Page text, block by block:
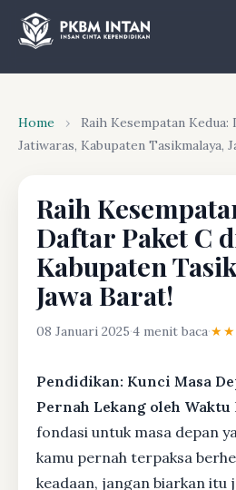
Home ›
Raih Kesempatan
Jatiwaras, Kabupaten Tasikmalaya,
Raih
Daftar Paket C
Kabupaten
Jawa Barat!
08 Januari 2025·4 menit baca·
Pendidikan: Kunci Masa
Pernah Lekang oleh Waktu
fondasi untuk masa depan
kamu pernah terpaksa
keadaan, jangan biarkan itu